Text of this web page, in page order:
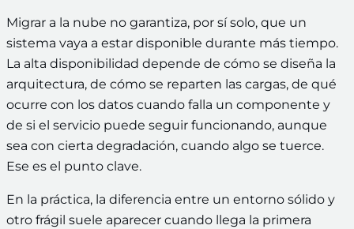
Migrar a la nube no garantiza, por sí solo, que un
sistema vaya a estar disponible durante más tiempo.
La alta disponibilidad depende de cómo se diseña la
arquitectura, de cómo se reparten las cargas, de qué
ocurre con los datos cuando falla un componente y
de si el servicio puede seguir funcionando, aunque
sea con cierta degradación, cuando algo se tuerce.
Ese es el punto clave.
En la práctica, la diferencia entre un entorno sólido y
otro frágil suele aparecer cuando llega la primera